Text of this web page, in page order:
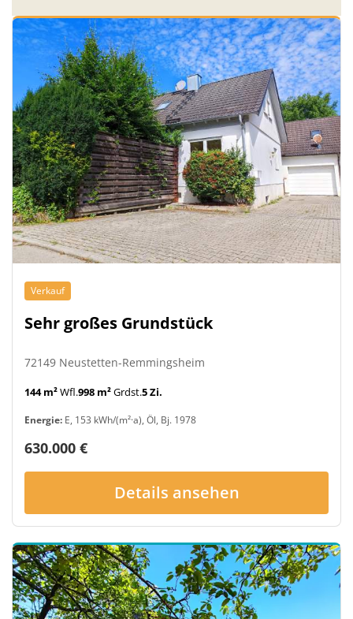
Verkauf
Sehr großes Grundstück
72149 Neustetten-Remmingsheim
144 m²Wfl.998 m²Grdst.5 Zi.
Energie: E, 153 kWh/(m²·a), Öl, Bj. 1978
630.000 €
Details ansehen